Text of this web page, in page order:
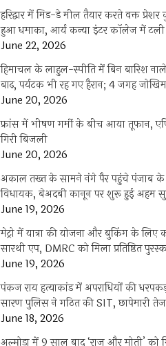
हरिद्वार में मिड-डे मील तैयार करते वक्त
हुआ धमाका, आर्य कन्या इंटर कॉलेज में टली
June 22, 2026
हिमाचल के लाहुल-स्पीति में बिन बारिश
बाढ़, पर्यटक भी रह गए हैरान; 4 जगह
June 20, 2026
फ्रांस में भीषण गर्मी के बीच आया तूफान,
गिरी बिजली
June 20, 2026
अकाल तख्त के सामने नंगे पैर पहुंचे पंजाब के
विधायक, बेअदबी कानून पर शुरू हुई अहम
June 19, 2026
मेट्रो में यात्रा की योजना और बुकिंग के लिए
सारथी एप, DMRC को मिला प्रतिष्ठित
June 19, 2026
पंकज राय हत्याकांड में अपराधियों की
सारण पुलिस ने गठित की SIT, छापेमारी तेज
June 18, 2026